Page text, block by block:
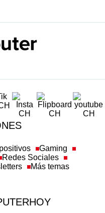
Gaming
Redes Sociales
Más temas